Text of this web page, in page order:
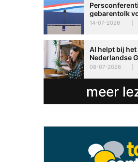
gebarentolk
Extra
14-07-2026
AI helpt bij het
Nederlandse
08-07-2026
meer